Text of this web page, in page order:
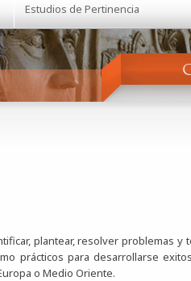
Estudios de Pertinencia
plantear, resolver problemas y
prácticos para desarrollarse
o Medio Oriente.